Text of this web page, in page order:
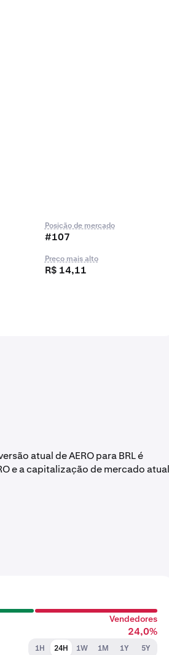
Posição de mercado
#107
Preço mais alto
R$ 14,11
atual de AERO para BRL é
e a capitalização de mercado atual
Vendedores
24,0%
1H 24H 1W 1M 1Y
5Y